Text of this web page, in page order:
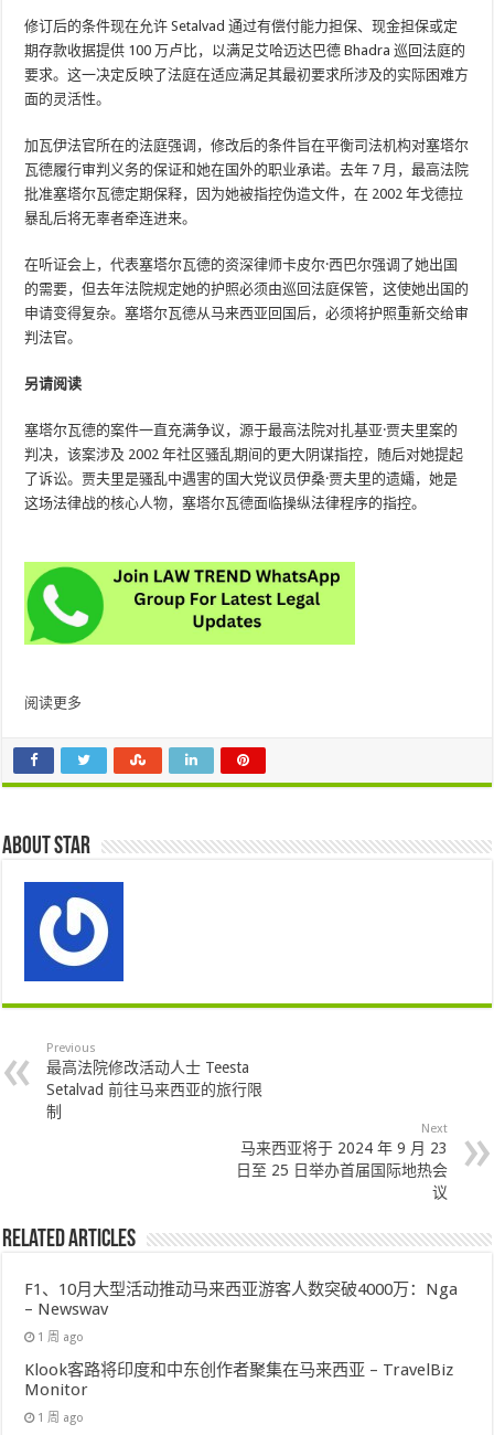
修订后的条件现在允许 Setalvad 通过有偿付能力担保、现金担保或定
期存款收据提供 100 万卢比，以满足艾哈迈达巴德 Bhadra 巡回法庭的
要求。这一决定反映了法庭在适应满足其最初要求所涉及的实际困难方
面的灵活性。
加瓦伊法官所在的法庭强调，修改后的条件旨在平衡司法机构对塞塔尔
瓦德履行审判义务的保证和她在国外的职业承诺。去年 7 月，最高法院
批准塞塔尔瓦德定期保释，因为她被指控伪造文件，在 2002 年戈德拉
暴乱后将无辜者牵连进来。
在听证会上，代表塞塔尔瓦德的资深律师卡皮尔·西巴尔强调了她出国
的需要，但去年法院规定她的护照必须由巡回法庭保管，这使她出国的
申请变得复杂。塞塔尔瓦德从马来西亚回国后，必须将护照重新交给审
判法官。
另请阅读
塞塔尔瓦德的案件一直充满争议，源于最高法院对扎基亚·贾夫里案的
判决，该案涉及 2002 年社区骚乱期间的更大阴谋指控，随后对她提起
了诉讼。贾夫里是骚乱中遇害的国大党议员伊桑·贾夫里的遗孀，她是
这场法律战的核心人物，塞塔尔瓦德面临操纵法律程序的指控。
阅读更多
About star
Previous
最高法院修改活动人士 Teesta
Setalvad 前往马来西亚的旅行限
制
Next
马来西亚将于 2024 年 9 月 23
日至 25 日举办首届国际地热会
议
Related Articles
F1、10月大型活动推动马来西亚游客人数突破4000万：Nga
– Newswav
1 周 ago
Klook客路将印度和中东创作者聚集在马来西亚 – TravelBiz
Monitor
1 周 ago